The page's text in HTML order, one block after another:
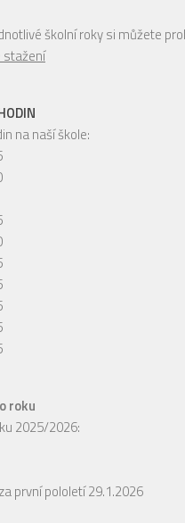
školní roky si můžete
stažení
na naší škole:
roku
2025/2026:
první pololetí 29.1.2026